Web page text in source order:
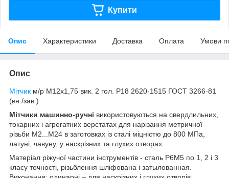
Купити
Опис Характеристики Доставка Оплата Умови
Опис
Мітчик м/р М12х1,75 вик. 2 гол. Р18 2620-1515 ГОСТ 3266-81
(вн./зав.)
Мітчики машинно-ручні використовуються на свердлильних,
токарних і агрегатних верстатах для нарізання метричної
різьби М2...М24 в заготовках із сталі міцністю до 800 МПа,
латуні, чавуну, у наскрізних та глухих отворах.
Матеріал ріжучої частини інструментів - сталь Р6М5 по 1, 2 і 3
класу точності, різьблення шліфована і затылованная.